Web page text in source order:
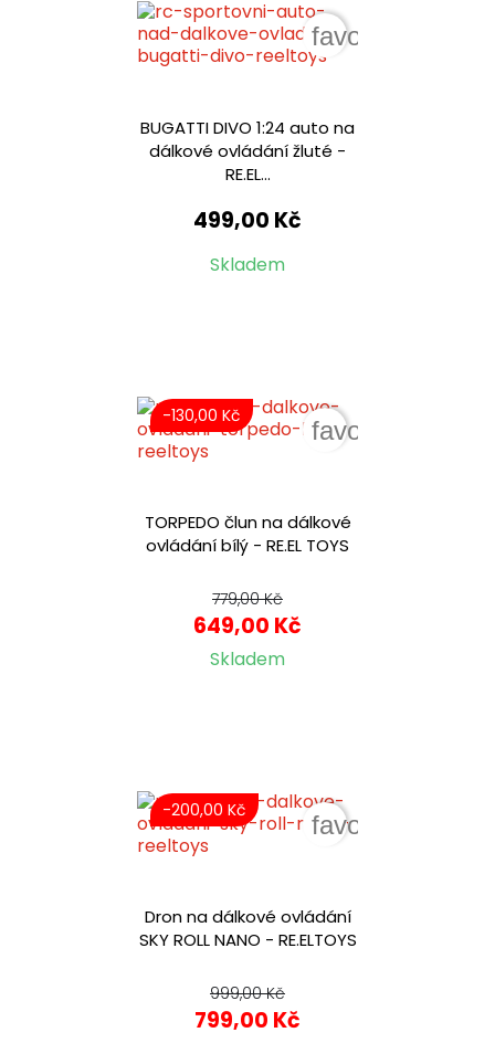
BUGATTI DIVO 1:24 auto na
dálkové ovládání žluté -
RE.EL...
499,00 Kč
Skladem
favorite_border
TORPEDO člun na dálkové
ovládání bílý - RE.EL TOYS
779,00 Kč
649,00 Kč
Skladem
-130,00 Kč
favorite_border
Dron na dálkové ovládání
SKY ROLL NANO - RE.ELTOYS
999,00 Kč
799,00 Kč
-200,00 Kč
favorite_border